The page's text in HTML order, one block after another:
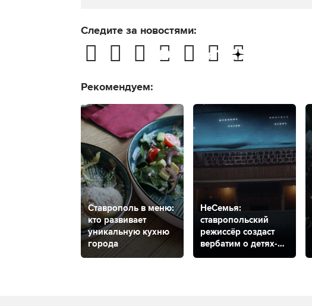
Следите за новостями:
Рекомендуем:
Ставрополь в меню:
кто развивает
уникальную кухню
города
НеСемья:
ставропольский
режиссёр создаст
вербатим о детях-
сиротах